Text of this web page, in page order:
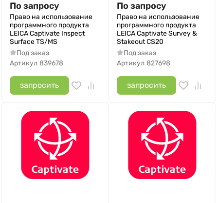
По запросу
Право на использование
программного продукта
LEICA Сaptivate Inspect
Surface TS/MS
Под заказ
Артикул 839678
запросить
По запросу
Право на использование
программного продукта
LEICA Captivate Survey &
Stakeout СS20
Под заказ
Артикул 827698
запросить